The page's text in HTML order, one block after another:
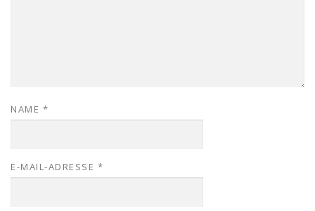
NAME *
E-MAIL-ADRESSE *